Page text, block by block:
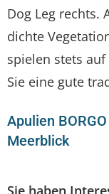
Dog Leg rechts.
dichte
spielen stets
Sie eine gute
Apulien
Meerblick
Sie haben